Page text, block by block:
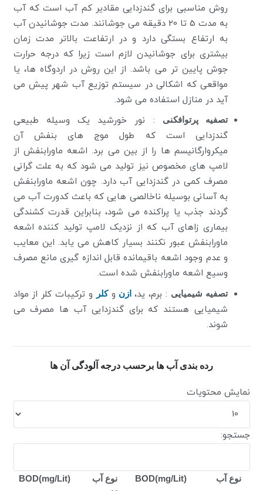
روش مناسبی برای گندزدایی مقادیر کم آب است که آب
به مدت 5 تا 20 دقیقه می جوشانند. مدت جوشانیدن آب
به ارتفاع بستگی دارد و در ارتفاعت بالاتر مدت زمان
بیشتری برای جوشانیدن لازم است زیرا که درجه حرارت
جوش پایین تر می باشد. از این روش در اردوگاه ها، یا
مواقعی که اشکالی در سیستم توزیع آب شهر پیش می
آید در منازل استفاده می شود.
تصفیه پرتوافکنی
: نور خورشید یک وسیله طبیعی
گندزدایی است که طول موج های بنفش آن
میکروارگانیسم ها را از بین می برد. اشعه ماورابنفش از
لامپ های مخصوص نیز تولید می شود که به علت گرانی
مصرف کمی در گندزدایی آب دارد. چون اشعه ماورابنفش
به آسانی بوسیله ناخالصی هایی که باعث کدورت آب می
گردند جذب یا پراکنده می شود، بنابراین قدرت کشندگی
بیماری زاهای آب که از نزدیک لامپ تولید کننده اشعه
ماورابنفش عبور نکنند بسیار کاهش می یابد. این معایب
و عدم وجود اشعه باقیمانده قابل اندازه گیری مانع مصرف
وسیع اشعه ماورابنفش شده است.
تصفیه شیمیایی : برم، ید،ازن وکلر و ترکیبات کلر از مواد
شیمیایی هستند که برای گندزدایی آب ها مصرف می
شوند.
رده بندی آب ها برحسب درجه آلودگی آن ها
نمایش محتویات
جستجو:
نوع آب BOD(mg/Lit)
نوع آب
BOD(mg/Lit)